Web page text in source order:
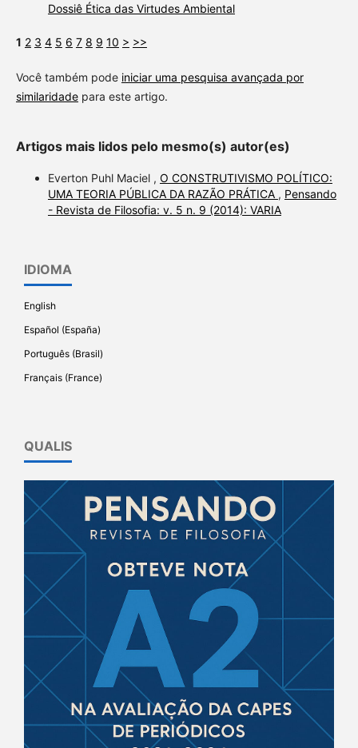
Dossiê Ética das Virtudes Ambiental
1 2 3 4 5 6 7 8 9 10 > >>
Você também pode iniciar uma pesquisa avançada por
similaridadepara este artigo.
Artigos mais lidos pelo mesmo(s) autor(es)
Everton Puhl Maciel , O CONSTRUTIVISMO POLÍTICO:
UMA TEORIA PÚBLICA DA RAZÃO PRÁTICA , Pensando
- Revista de Filosofia: v. 5 n. 9 (2014): VARIA
IDIOMA
English
Español (España)
Português (Brasil)
Français (France)
QUALIS